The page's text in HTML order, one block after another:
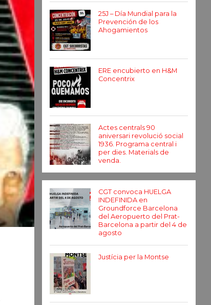
25J – Día Mundial para la
Prevención de los
Ahogamientos
ERE encubierto en H&M
Concentrix
Actes centrals 90
aniversari revolució social
1936. Programa central i
per dies. Materials de
venda.
CGT convoca HUELGA
INDEFINIDA en
Groundforce Barcelona
del Aeropuerto del Prat-
Barcelona a partir del 4 de
agosto
Justícia per la Montse